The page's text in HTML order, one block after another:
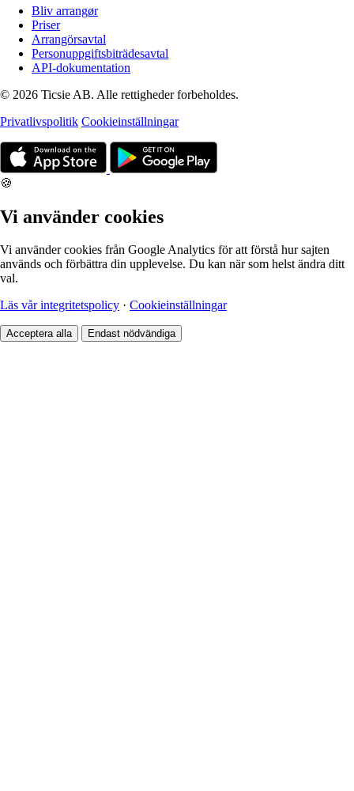
Bliv arrangør
Priser
Arrangörsavtal
Personuppgiftsbiträdesavtal
API-dokumentation
© 2026 Ticsie AB. Alle rettigheder forbeholdes.
Privatlivspolitik Cookieinställningar
🍪
Vi använder cookies
Vi använder cookies från Google Analytics för att förstå hur sajten
används och förbättra din upplevelse. Du kan när som helst ändra ditt
val.
Läs vår integritetspolicy · Cookieinställningar
Acceptera alla Endast nödvändiga